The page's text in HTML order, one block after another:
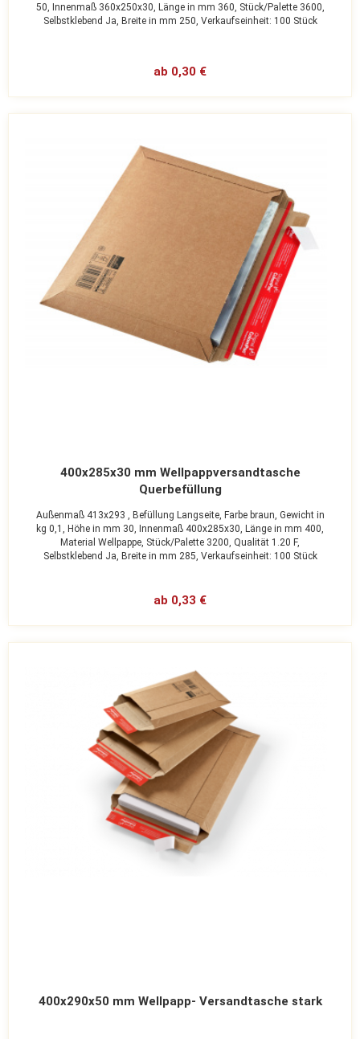
50, Innenmaß 360x250x30, Länge in mm 360, Stück/Palette 3600,
Selbstklebend Ja, Breite in mm 250, Verkaufseinheit: 100 Stück
ab 0,30 €
400x285x30 mm Wellpappversandtasche
Querbefüllung
Außenmaß 413x293 , Befüllung Langseite, Farbe braun, Gewicht in
kg 0,1, Höhe in mm 30, Innenmaß 400x285x30, Länge in mm 400,
Material Wellpappe, Stück/Palette 3200, Qualität 1.20 F,
Selbstklebend Ja, Breite in mm 285, Verkaufseinheit: 100 Stück
ab 0,33 €
400x290x50 mm Wellpapp- Versandtasche stark